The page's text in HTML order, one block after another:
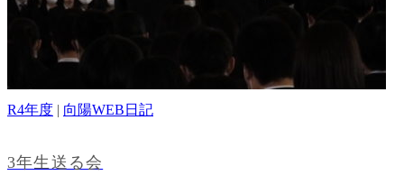
R4年度 | 向陽WEB日記
3年生送る会